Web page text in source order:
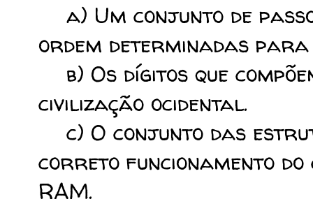
a) Um conjunto de
ordem determinadas
b) Os dígitos que
civilização ocidental.
c) O conjunto das
correto funcionamento do
RAM.